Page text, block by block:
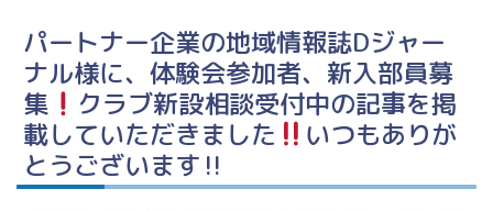
パートナー企業の地域情報誌Dジャー
ナル様に、体験会参加者、新入部員募
集
クラブ新設相談受付中の記事を掲
載していただきました
いつもありが
とうございます‼